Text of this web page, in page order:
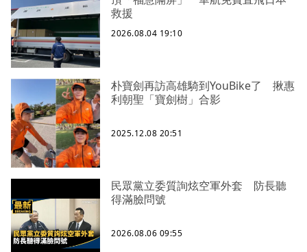
救援
2026.08.04 19:10
朴寶劍再訪高雄騎到YouBike了 揪惠
利朝聖「寶劍樹」合影
2025.12.08 20:51
民眾黨立委質詢炫空軍外套 防長聽
得滿臉問號
2026.08.06 09:55